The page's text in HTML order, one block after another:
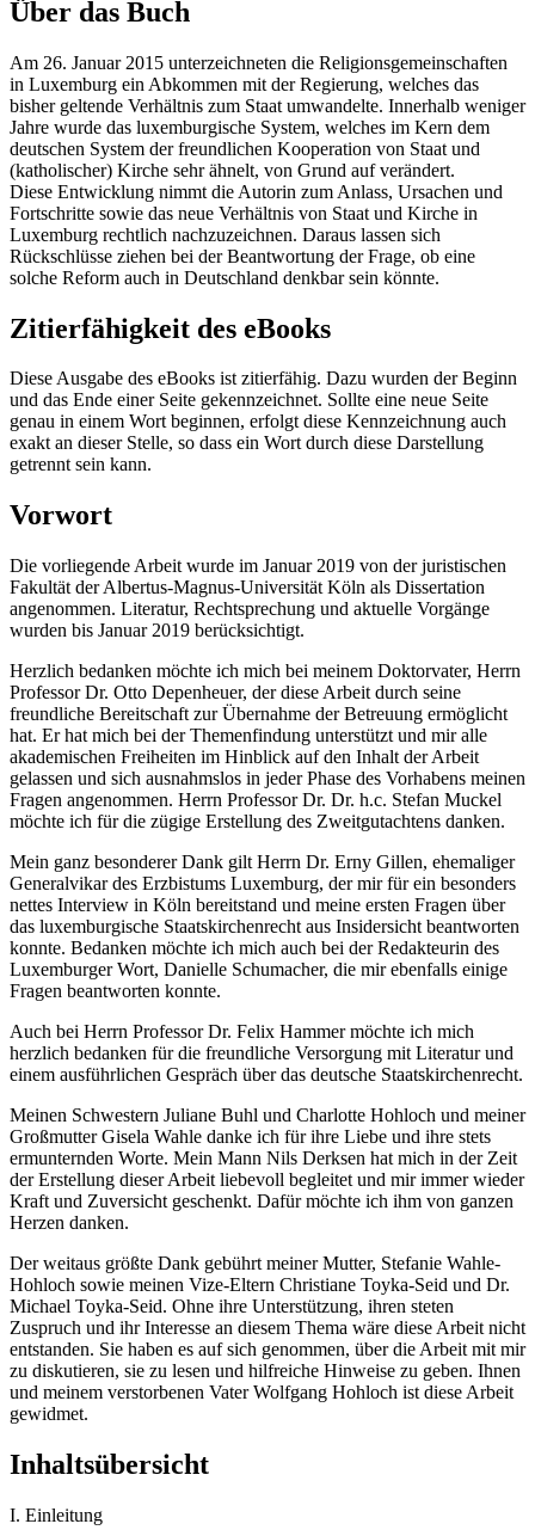
Über das Buch
Am 26. Januar 2015 unterzeichneten die Religionsgemeinschaften
in Luxemburg ein Abkommen mit der Regierung, welches das
bisher geltende Verhältnis zum Staat umwandelte. Innerhalb weniger
Jahre wurde das luxemburgische System, welches im Kern dem
deutschen System der freundlichen Kooperation von Staat und
(katholischer) Kirche sehr ähnelt, von Grund auf verändert.
Diese Entwicklung nimmt die Autorin zum Anlass, Ursachen und
Fortschritte sowie das neue Verhältnis von Staat und Kirche in
Luxemburg rechtlich nachzuzeichnen. Daraus lassen sich
Rückschlüsse ziehen bei der Beantwortung der Frage, ob eine
solche Reform auch in Deutschland denkbar sein könnte.
Zitierfähigkeit des eBooks
Diese Ausgabe des eBooks ist zitierfähig. Dazu wurden der Beginn
und das Ende einer Seite gekennzeichnet. Sollte eine neue Seite
genau in einem Wort beginnen, erfolgt diese Kennzeichnung auch
exakt an dieser Stelle, so dass ein Wort durch diese Darstellung
getrennt sein kann.
Vorwort
Die vorliegende Arbeit wurde im Januar 2019 von der juristischen
Fakultät der Albertus-Magnus-Universität Köln als Dissertation
angenommen. Literatur, Rechtsprechung und aktuelle Vorgänge
wurden bis Januar 2019 berücksichtigt.
Herzlich bedanken möchte ich mich bei meinem Doktorvater, Herrn
Professor Dr. Otto Depenheuer, der diese Arbeit durch seine
freundliche Bereitschaft zur Übernahme der Betreuung ermöglicht
hat. Er hat mich bei der Themenfindung unterstützt und mir alle
akademischen Freiheiten im Hinblick auf den Inhalt der Arbeit
gelassen und sich ausnahmslos in jeder Phase des Vorhabens meinen
Fragen angenommen. Herrn Professor Dr. Dr. h.c. Stefan Muckel
möchte ich für die zügige Erstellung des Zweitgutachtens danken.
Mein ganz besonderer Dank gilt Herrn Dr. Erny Gillen, ehemaliger
Generalvikar des Erzbistums Luxemburg, der mir für ein besonders
nettes Interview in Köln bereitstand und meine ersten Fragen über
das luxemburgische Staatskirchenrecht aus Insidersicht beantworten
konnte. Bedanken möchte ich mich auch bei der Redakteurin des
Luxemburger Wort, Danielle Schumacher, die mir ebenfalls einige
Fragen beantworten konnte.
Auch bei Herrn Professor Dr. Felix Hammer möchte ich mich
herzlich bedanken für die freundliche Versorgung mit Literatur und
einem ausführlichen Gespräch über das deutsche Staatskirchenrecht.
Meinen Schwestern Juliane Buhl und Charlotte Hohloch und meiner
Großmutter Gisela Wahle danke ich für ihre Liebe und ihre stets
ermunternden Worte. Mein Mann Nils Derksen hat mich in der Zeit
der Erstellung dieser Arbeit liebevoll begleitet und mir immer wieder
Kraft und Zuversicht geschenkt. Dafür möchte ich ihm von ganzen
Herzen danken.
Der weitaus größte Dank gebührt meiner Mutter, Stefanie Wahle-
Hohloch sowie meinen Vize-Eltern Christiane Toyka-Seid und Dr.
Michael Toyka-Seid. Ohne ihre Unterstützung, ihren steten
Zuspruch und ihr Interesse an diesem Thema wäre diese Arbeit nicht
entstanden. Sie haben es auf sich genommen, über die Arbeit mit mir
zu diskutieren, sie zu lesen und hilfreiche Hinweise zu geben. Ihnen
und meinem verstorbenen Vater Wolfgang Hohloch ist diese Arbeit
gewidmet.
Inhaltsübersicht
I. Einleitung